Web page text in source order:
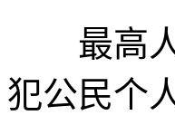
最高人
犯公民个